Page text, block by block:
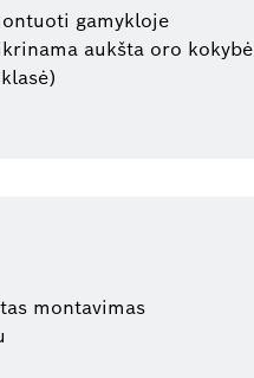
gamykloje
aukšta oro kokybė
montavimas